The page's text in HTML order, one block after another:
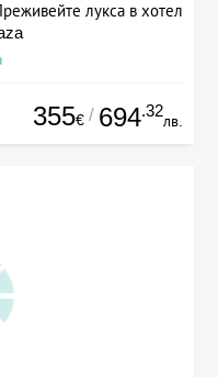
лукса в хотел
355€ / 694.32
лв.